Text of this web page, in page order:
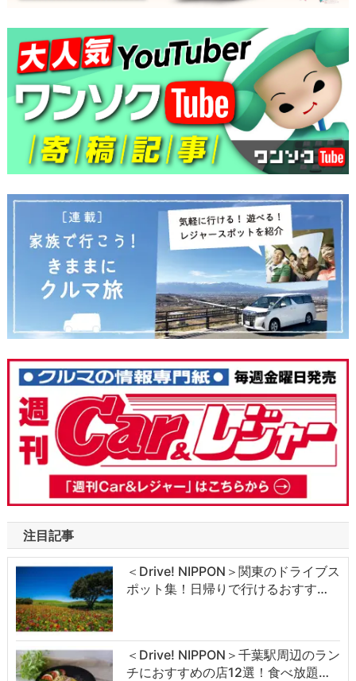
注目記事
＜Drive! NIPPON＞関東のドライブス
ポット集！日帰りで行けるおすす…
＜Drive! NIPPON＞千葉駅周辺のラン
チにおすすめの店12選！食べ放題…